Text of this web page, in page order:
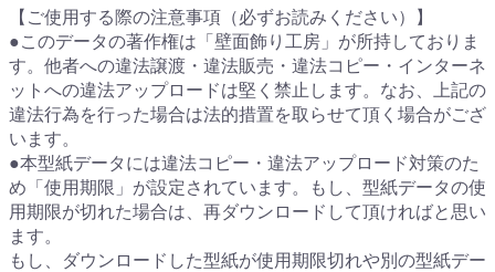
【ご使用する際の注意事項（必ずお読みください）】
●このデータの著作権は「壁面飾り工房」が所持しておりま
す。他者への違法譲渡・違法販売・違法コピー・インターネ
ットへの違法アップロードは堅く禁止します。なお、上記の
違法行為を行った場合は法的措置を取らせて頂く場合がござ
います。
●本型紙データには違法コピー・違法アップロード対策のた
め「使用期限」が設定されています。もし、型紙データの使
用期限が切れた場合は、再ダウンロードして頂ければと思い
ます。
もし、ダウンロードした型紙が使用期限切れや別の型紙デー